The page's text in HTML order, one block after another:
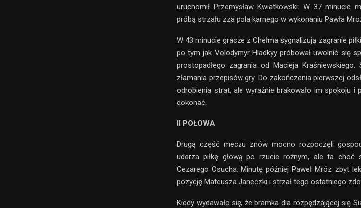
uruchomił Przemysław Kwiatkowski. W 37 minucie
próbą strzału zza pola karnego w wykonaniu Pawła
W 43 minucie gracze z Chełma sygnalizują zagranie
po tym jak Volodymyr Hladkyy próbował uwolnić się
prostopadłego zagrania od Macieja
złamania przepisów gry. Do zakończenia pierwszej
odrobienia strat, ale wyraźnie brakowało im spokoju i
dokonać.
II POŁOWA
Drugą część meczu znów mocno rozpoczęli
uderza piłkę głową po rzucie rożnym, ale ta choć
Cezarego Osucha. Minutę później Paweł Mróz zbyt
pozycję Mateusza Janeczki i strzał tego ostatniego
Kiedy wydawało się, że bramka dla rozpędzającej się